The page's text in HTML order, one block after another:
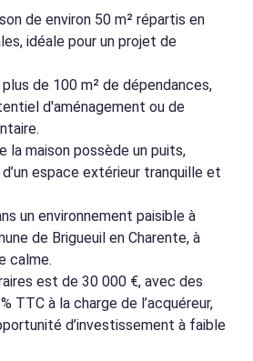
de environ 50 m² répartis en
idéale pour un projet de
de 100 m² de dépendances,
d'aménagement ou de
la maison possède un puits,
espace extérieur tranquille et
un environnement paisible à
de Brigueuil en Charente, à
calme.
est de 30 000 €, avec des
TTC à la charge de l’acquéreur,
d’investissement à faible